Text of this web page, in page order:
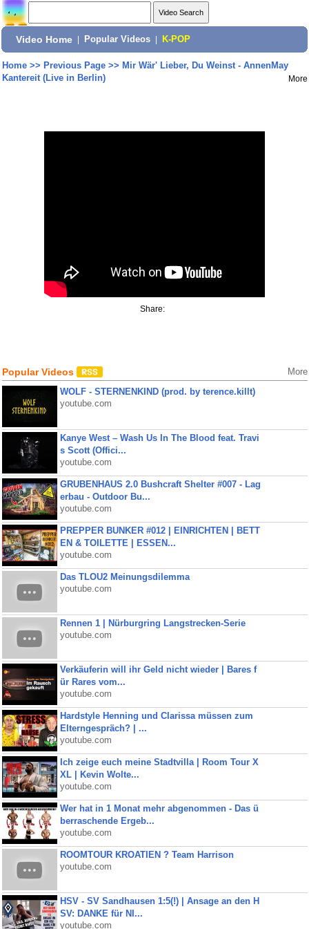
Video Home Popular Videos K-POP
Home>> Previous Page>> Mir Wär' Lieber, Du Weinst - AnnenMay
Kantereit (Live in Berlin)
More
Share:
Popular Videos More
WOLF - STERNENKIND (prod. by terence.killt)
youtube.com
Kanye West – Wash Us In The Blood feat. Travi
s Scott (Offici...
youtube.com
GRUBENHAUS 2.0 Bushcraft Shelter #007 - Lag
erbau - Outdoor Bu...
youtube.com
PREPPER BUNKER #012 | EINRICHTEN | BETT
EN & TOILETTE | ESSEN...
youtube.com
Das TLOU2 Meinungsdilemma
youtube.com
Rennen 1 | Nürburgring Langstrecken-Serie
youtube.com
Verkäuferin will ihr Geld nicht wieder | Bares f
ür Rares vom...
youtube.com
Hardstyle Henning und Clarissa müssen zum
Elterngespräch? | ...
youtube.com
Ich zeige euch meine Stadtvilla | Room Tour X
XL | Kevin Wolte...
youtube.com
Wer hat in 1 Monat mehr abgenommen - Das ü
berraschende Ergeb...
youtube.com
ROOMTOUR KROATIEN ? Team Harrison
youtube.com
HSV - SV Sandhausen 1:5(!) | Ansage an den H
SV: DANKE für NI...
youtube.com